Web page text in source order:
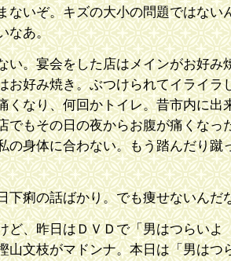
ないぞ。キズの大小の問題ではない
なあ。
。宴会をした店はメインがお好み
お好み焼き。ぶつけられてイライラ
くなり、何回かトイレ。昔市内に出
でもその日の夜からお腹が痛くなっ
の身体に合わない。もう踏んだり蹴
痢の話ばかり。でも痩せないんだ
、昨日はＤＶＤで「男はつらい
山文枝がマドンナ。本日は「男は